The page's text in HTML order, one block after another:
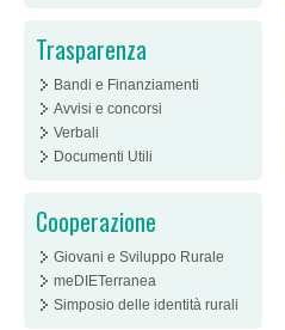
Trasparenza
Bandi e Finanziamenti
Avvisi e concorsi
Verbali
Documenti Utili
Cooperazione
Giovani e Sviluppo Rurale
meDIETerranea
Simposio delle identità rurali